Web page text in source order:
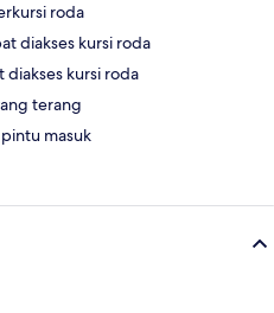
roda
diakses kursi roda
diakses kursi roda
terang
masuk